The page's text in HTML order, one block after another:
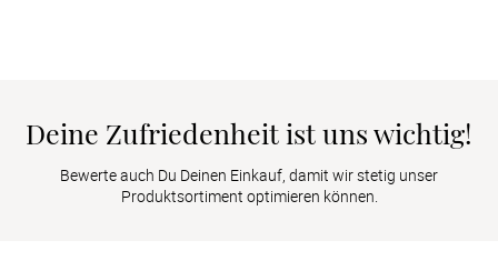
Deine Zufriedenheit ist uns wichtig!
Bewerte auch Du Deinen Einkauf, damit wir stetig unser
Produktsortiment optimieren können.